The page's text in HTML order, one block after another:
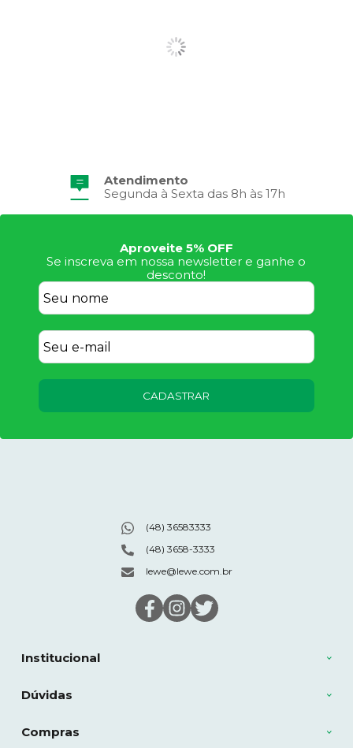
Atendimento
Segunda à Sexta das 8h às 17h
Aproveite 5% OFF
Se inscreva em nossa newsletter e ganhe o
desconto!
CADASTRAR
Institucional
Dúvidas
Compras
(48) 36583333
(48) 3658-3333
lewe@lewe.com.br